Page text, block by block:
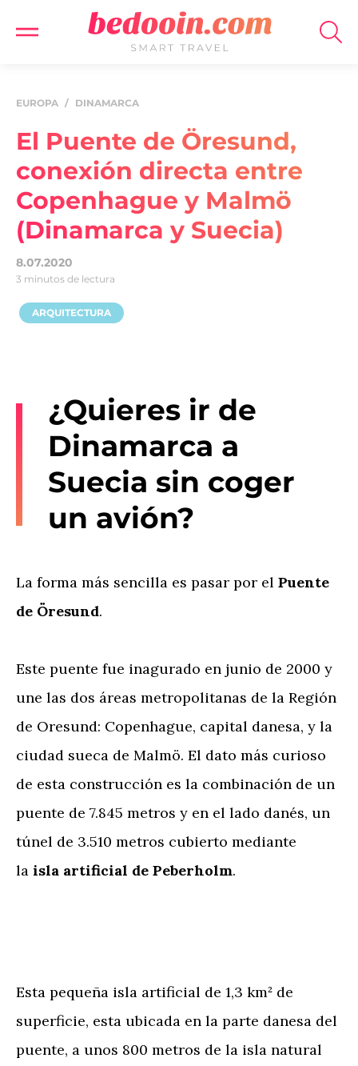
EUROPA / DINAMARCA
El Puente de Öresund,
conexión directa entre
Copenhague y Malmö
(Dinamarca y Suecia)
8.07.2020
3 minutos de lectura
ARQUITECTURA
¿Quieres ir de
Dinamarca a
Suecia sin coger
un avión?
La forma más sencilla es pasar por el Puente
de Öresund.
Este puente fue inagurado en junio de 2000 y
une las dos áreas metropolitanas de la Región
de Oresund: Copenhague, capital danesa, y la
ciudad sueca de Malmö. El dato más curioso
de esta construcción es la combinación de un
puente de 7.845 metros y en el lado danés, un
túnel de 3.510 metros cubierto mediante
la isla artificial de Peberholm.
Esta pequeña isla artificial de 1,3 km² de
superficie, esta ubicada en la parte danesa del
puente, a unos 800 metros de la isla natural